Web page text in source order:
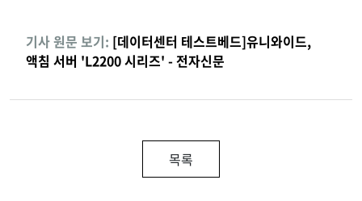
기사 원문 보기: [데이터센터 테스트베드]유니와이드,
액침 서버 'L2200 시리즈' - 전자신문
목록